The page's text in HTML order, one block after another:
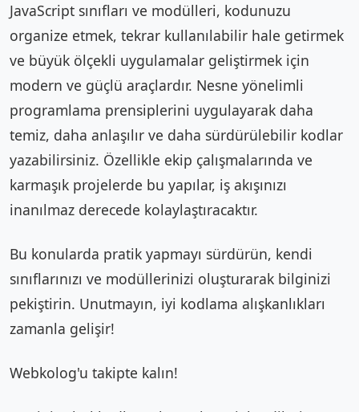
JavaScript sınıfları ve modülleri, kodunuzu
organize etmek, tekrar kullanılabilir hale getirmek
ve büyük ölçekli uygulamalar geliştirmek için
modern ve güçlü araçlardır. Nesne yönelimli
programlama prensiplerini uygulayarak daha
temiz, daha anlaşılır ve daha sürdürülebilir kodlar
yazabilirsiniz. Özellikle ekip çalışmalarında ve
karmaşık projelerde bu yapılar, iş akışınızı
inanılmaz derecede kolaylaştıracaktır.
Bu konularda pratik yapmayı sürdürün, kendi
sınıflarınızı ve modüllerinizi oluşturarak bilginizi
pekiştirin. Unutmayın, iyi kodlama alışkanlıkları
zamanla gelişir!
Webkolog'u takipte kalın!